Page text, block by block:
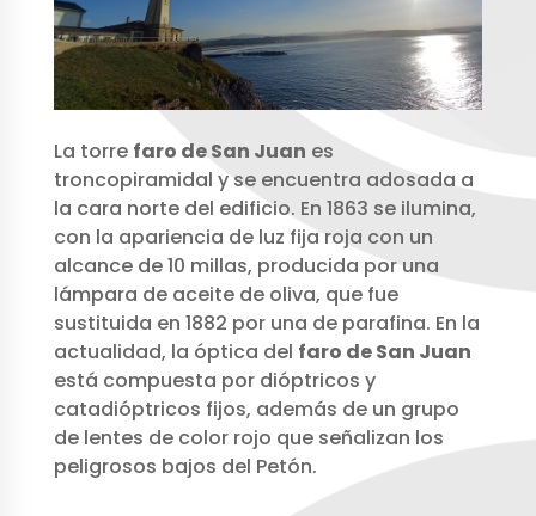
La torre faro de San Juan es
troncopiramidal y se encuentra adosada a
la cara norte del edificio. En 1863 se ilumina,
con la apariencia de luz fija roja con un
alcance de 10 millas, producida por una
lámpara de aceite de oliva, que fue
sustituida en 1882 por una de parafina. En la
actualidad, la óptica del faro de San Juan
está compuesta por dióptricos y
catadióptricos fijos, además de un grupo
de lentes de color rojo que señalizan los
peligrosos bajos del Petón.